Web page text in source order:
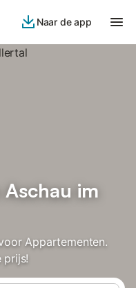
Naar de app
im
Appartementen.
prijs!